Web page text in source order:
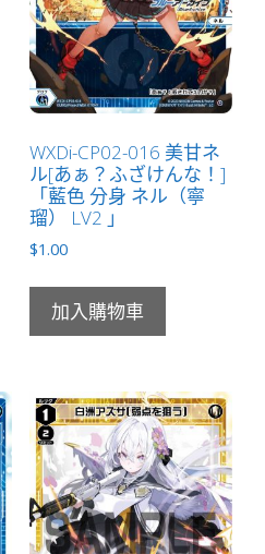
WXDi-CP02-016 美甘ネ
ル[あぁ？ふざけんな！]
「藍色 分身 ネル（寧
瑠） LV2 」
$1.00
加入購物車